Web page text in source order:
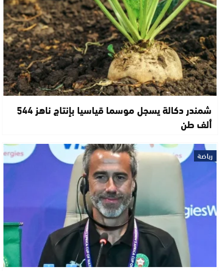
شمندر دكالة يسجل موسما قياسيا بإنتاج ناهز 544
ألف طن
رياضة